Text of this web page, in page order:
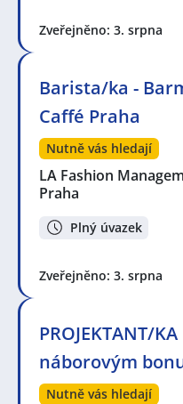
Zveřejněno: 3. srpna
Barista/ka -
Caffé Praha
Nutně vás hledají
LA Fashion
Praha
Plný úvazek
Zveřejněno: 3. srpna
PROJEKTANT/KA
náborovým
Nutně vás hledají